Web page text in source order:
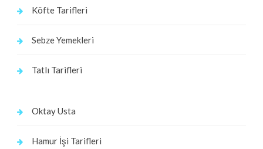
Köfte Tarifleri
Sebze Yemekleri
Tatlı Tarifleri
Oktay Usta
Hamur İşi Tarifleri